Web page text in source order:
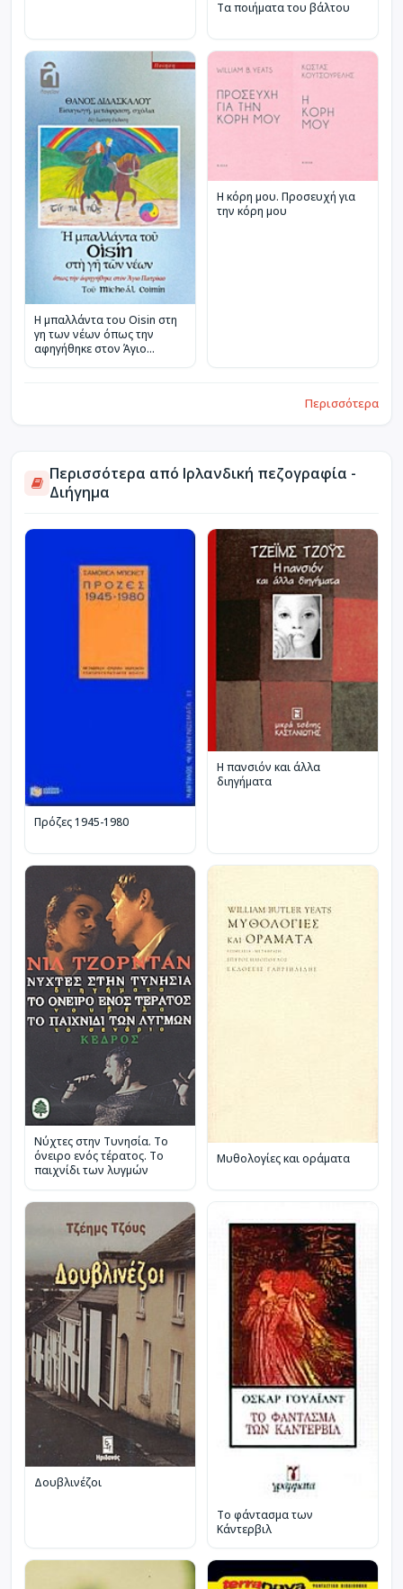
Τα ποιήματα του βάλτου
Η μπαλλάντα του Oisin στη
γη των νέων όπως την
αφηγήθηκε στον Άγιο
Η κόρη μου. Προσευχή για
την κόρη μου
Περισσότερα
Περισσότερα από Ιρλανδική πεζογραφία -
Διήγημα
Πρόζες 1945-1980
Η πανσιόν και άλλα
διηγήματα
Νύχτες στην Τυνησία. Το
όνειρο ενός τέρατος. Το
παιχνίδι των λυγμών
Μυθολογίες και οράματα
Δουβλινέζοι
Το φάντασμα των
Κάντερβιλ